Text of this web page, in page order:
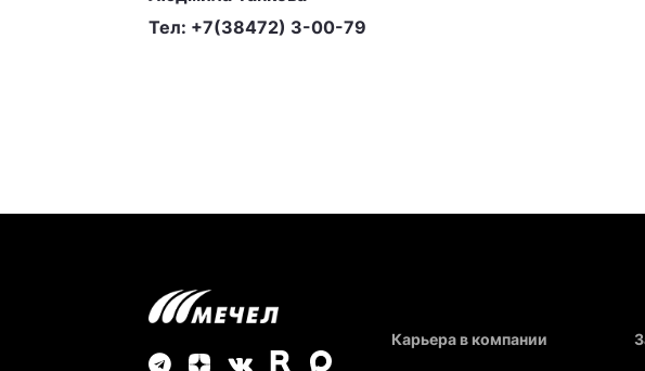
Тел: +7(38472) 3-00-79
Карьера в компании